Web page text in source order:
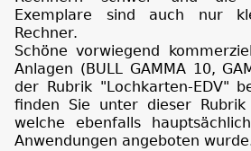
Exemplare sind auch nur
Rechner.
Schöne vorwiegend
Anlagen (BULL GAMMA 10,
der Rubrik "Lochkarten-EDV"
finden Sie unter dieser Rubrik
welche ebenfalls
Anwendungen angeboten